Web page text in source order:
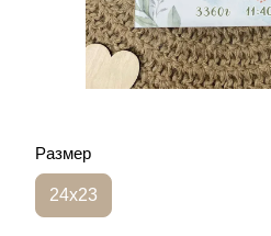
Размер
24х23